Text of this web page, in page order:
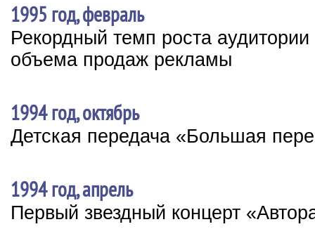
1995 год, февраль
Рекордный темп роста
объема продаж рекламы
1994 год, октябрь
Детская передача «Большая
1994 год, апрель
Первый звездный концерт